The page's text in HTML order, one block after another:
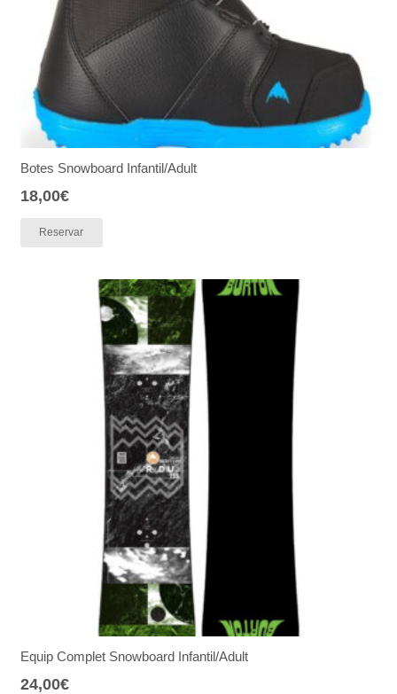
Botes Snowboard Infantil/Adult
18,00€
Reservar
Equip Complet Snowboard Infantil/Adult
24,00€